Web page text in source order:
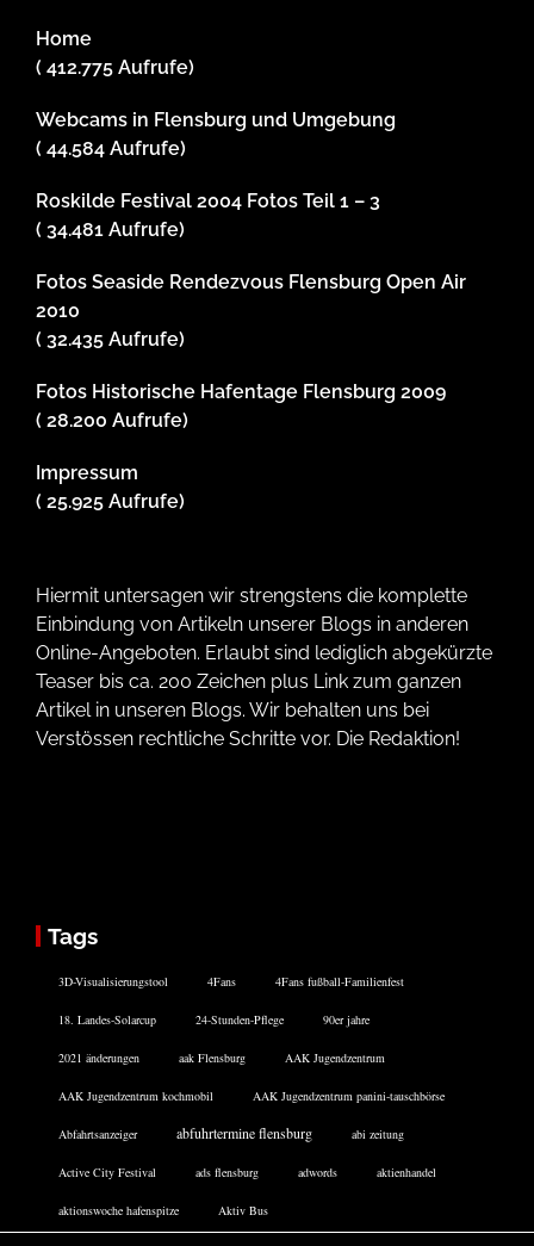
Home
( 412.775 Aufrufe)
Webcams in Flensburg und Umgebung
( 44.584 Aufrufe)
Roskilde Festival 2004 Fotos Teil 1 – 3
( 34.481 Aufrufe)
Fotos Seaside Rendezvous Flensburg Open Air
2010
( 32.435 Aufrufe)
Fotos Historische Hafentage Flensburg 2009
( 28.200 Aufrufe)
Impressum
( 25.925 Aufrufe)
Hiermit untersagen wir strengstens die komplette
Einbindung von Artikeln unserer Blogs in anderen
Online-Angeboten. Erlaubt sind lediglich abgekürzte
Teaser bis ca. 200 Zeichen plus Link zum ganzen
Artikel in unseren Blogs. Wir behalten uns bei
Verstössen rechtliche Schritte vor. Die Redaktion!
Tags
3D-Visualisierungstool 4Fans 4Fans fußball-Familienfest
18. Landes-Solarcup 24-Stunden-Pflege 90er jahre
2021 änderungen aak Flensburg AAK Jugendzentrum
AAK Jugendzentrum kochmobil AAK Jugendzentrum panini-tauschbörse
Abfahrtsanzeiger abfuhrtermine flensburg abi zeitung
Active City Festival ads flensburg adwords aktienhandel
aktionswoche hafenspitze Aktiv Bus